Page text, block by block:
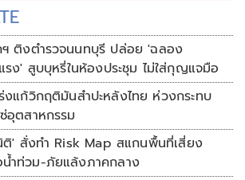
ฯ ติงตำรวจนนทบุรี ปล่อย 'ฉลอง
รง' สูบบุหรี่ในห้องประชุม ไม่ใส่กุญแจมือ
งแก้วิกฤติมันสำปะหลังไทย ห่วงกระทบ
อุตสาหกรรม
ติ' สั่งทำ Risk Map สแกนพื้นที่เสี่ยง
ำท่วม-ภัยแล้งภาคกลาง